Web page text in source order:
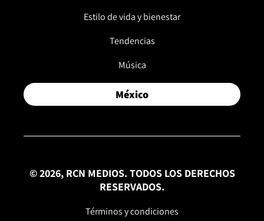
Estilo de vida y bienestar
Tendencias
Música
México
© 2026, RCN MEDIOS. TODOS LOS DERECHOS
RESERVADOS.
Términos y condiciones